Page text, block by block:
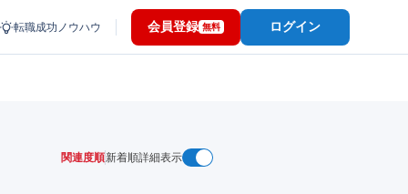
転職成功ノウハウ 会員登録 無料 ログイン
関連度順新着順詳細表示